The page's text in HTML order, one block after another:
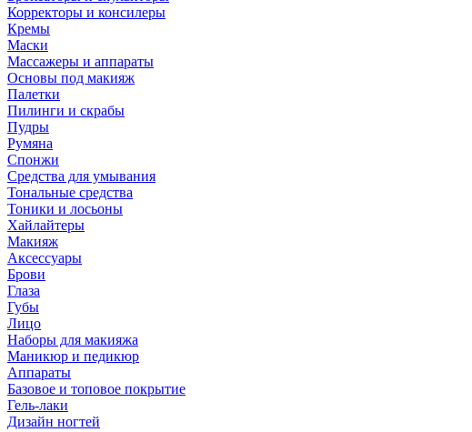
Корректоры и консилеры
Кремы
Маски
Массажеры и аппараты
Основы под макияж
Палетки
Пилинги и скрабы
Пудры
Румяна
Спонжи
Средства для умывания
Тональные средства
Тоники и лосьоны
Хайлайтеры
Макияж
Аксессуары
Брови
Глаза
Губы
Лицо
Наборы для макияжа
Маникюр и педикюр
Аппараты
Базовое и топовое покрытие
Гель-лаки
Дизайн ногтей